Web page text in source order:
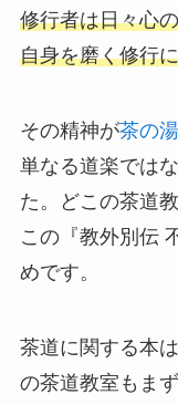
修行者は日々心
自身を磨く修行
その精神が茶の湯
単なる道楽では
た。どこの茶道
この『教外別伝
めです。
茶道に関する本
の茶道教室もま